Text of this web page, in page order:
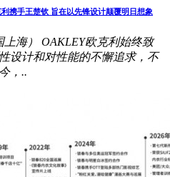
携手王楚钦 旨在以先锋设计颠覆明日想象
上海） OAKLEY欧克利始终致
设计和对性能的不懈追求，不
，..